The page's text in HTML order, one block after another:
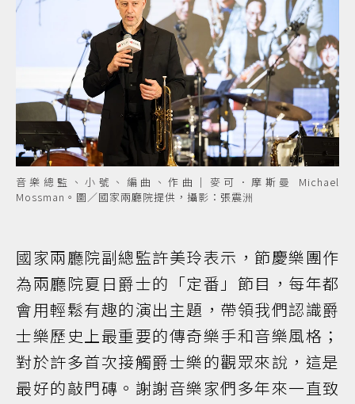
音樂總監、小號、編曲、作曲｜麥可．摩斯曼 Michael
Mossman。圖／國家兩廳院提供，攝影：張震洲
國家兩廳院副總監許美玲表示，節慶樂團作
為兩廳院夏日爵士的「定番」節目，每年都
會用輕鬆有趣的演出主題，帶領我們認識爵
士樂歷史上最重要的傳奇樂手和音樂風格；
對於許多首次接觸爵士樂的觀眾來說，這是
最好的敲門磚。謝謝音樂家們多年來一直致